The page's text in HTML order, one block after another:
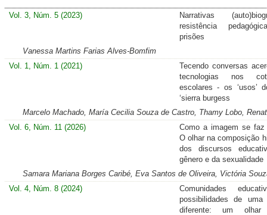
Vol. 3, Núm. 5 (2023)
Narrativas
resistência
prisões
Vanessa Martins Farias Alves-Bomfim
Vol. 1, Núm. 1 (2021)
Tecendo conversas
tecnologias nos
escolares - os ‘usos’
‘sierra burgess
Marcelo Machado, María Cecilia Souza de Castro, Thamy Lobo,
Vol. 6, Núm. 11 (2026)
Como a imagem se faz
O olhar na composição
dos discursos
gênero e da sexualidade
Samara Mariana Borges Caribé, Eva Santos de Oliveira, Victória
Vol. 4, Núm. 8 (2024)
Comunidades
possibilidades de uma
diferente: um olhar